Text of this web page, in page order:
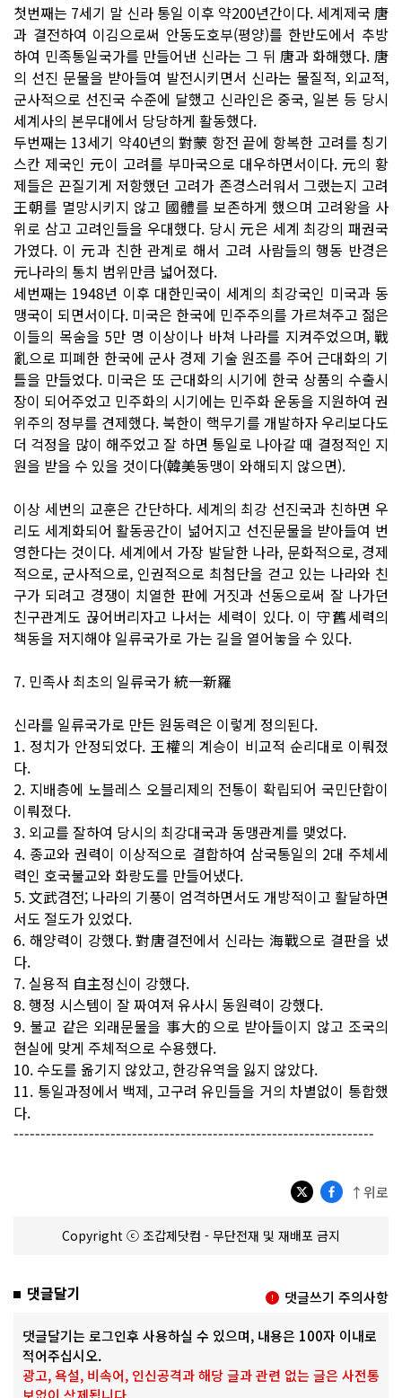
첫번째는 7세기 말 신라 통일 이후 약200년간이다. 세계제국 唐
과 결전하여 이김으로써 안동도호부(평양)를 한반도에서 추방
하여 민족통일국가를 만들어낸 신라는 그 뒤 唐과 화해했다. 唐
의 선진 문물을 받아들여 발전시키면서 신라는 물질적, 외교적,
군사적으로 선진국 수준에 달했고 신라인은 중국, 일본 등 당시
세계사의 본무대에서 당당하게 활동했다.
두번째는 13세기 약40년의 對蒙 항전 끝에 항복한 고려를 칭기
스칸 제국인 元이 고려를 부마국으로 대우하면서이다. 元의 황
제들은 끈질기게 저항했던 고려가 존경스러워서 그랬는지 고려
王朝를 멸망시키지 않고 國體를 보존하게 했으며 고려왕을 사
위로 삼고 고려인들을 우대했다. 당시 元은 세계 최강의 패권국
가였다. 이 元과 친한 관계로 해서 고려 사람들의 행동 반경은
元나라의 통치 범위만큼 넓어졌다.
세번째는 1948년 이후 대한민국이 세계의 최강국인 미국과 동
맹국이 되면서이다. 미국은 한국에 민주주의를 가르쳐주고 젊은
이들의 목숨을 5만 명 이상이나 바쳐 나라를 지켜주었으며, 戰
亂으로 피폐한 한국에 군사 경제 기술 원조를 주어 근대화의 기
틀을 만들었다. 미국은 또 근대화의 시기에 한국 상품의 수출시
장이 되어주었고 민주화의 시기에는 민주화 운동을 지원하여 권
위주의 정부를 견제했다. 북한이 핵무기를 개발하자 우리보다도
더 걱정을 많이 해주었고 잘 하면 통일로 나아갈 때 결정적인 지
원을 받을 수 있을 것이다(韓美동맹이 와해되지 않으면).
이상 세번의 교훈은 간단하다. 세계의 최강 선진국과 친하면 우
리도 세계화되어 활동공간이 넒어지고 선진문물을 받아들여 번
영한다는 것이다. 세계에서 가장 발달한 나라, 문화적으로, 경제
적으로, 군사적으로, 인권적으로 최첨단을 걷고 있는 나라와 친
구가 되려고 경쟁이 치열한 판에 거짓과 선동으로써 잘 나가던
친구관계도 끊어버리자고 나서는 세력이 있다. 이 守舊세력의
책동을 저지해야 일류국가로 가는 길을 열어놓을 수 있다.
7. 민족사 최초의 일류국가 統一新羅
신라를 일류국가로 만든 원동력은 이렇게 정의된다.
1. 정치가 안정되었다. 王權의 계승이 비교적 순리대로 이뤄졌
다.
2. 지배층에 노블레스 오블리제의 전통이 확립되어 국민단합이
이뤄졌다.
3. 외교를 잘하여 당시의 최강대국과 동맹관계를 맺었다.
4. 종교와 권력이 이상적으로 결합하여 삼국통일의 2대 주체세
력인 호국불교와 화랑도를 만들어냈다.
5. 文武겸전; 나라의 기풍이 엄격하면서도 개방적이고 활달하면
서도 절도가 있었다.
6. 해양력이 강했다. 對唐결전에서 신라는 海戰으로 결판을 냈
다.
7. 실용적 自主정신이 강했다.
8. 행정 시스템이 잘 짜여져 유사시 동원력이 강했다.
9. 불교 같은 외래문물을 事大的으로 받아들이지 않고 조국의
현실에 맞게 주체적으로 수용했다.
10. 수도를 옮기지 않았고, 한강유역을 잃지 않았다.
11. 통일과정에서 백제, 고구려 유민들을 거의 차별없이 통합했
다.
-------------------------------------------------------------------
↑위로
Copyright ⓒ 조갑제닷컴 - 무단전재 및 재배포 금지
댓글달기 댓글쓰기 주의사항
댓글달기는 로그인후 사용하실 수 있으며, 내용은 100자 이내로
적어주십시오.
광고, 욕설, 비속어, 인신공격과 해당 글과 관련 없는 글은 사전통